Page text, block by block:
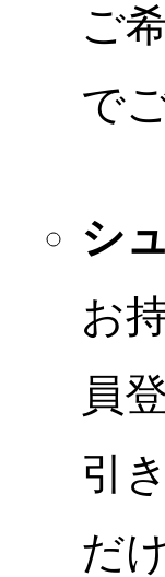
ご
で
シ
お
員
引
だ